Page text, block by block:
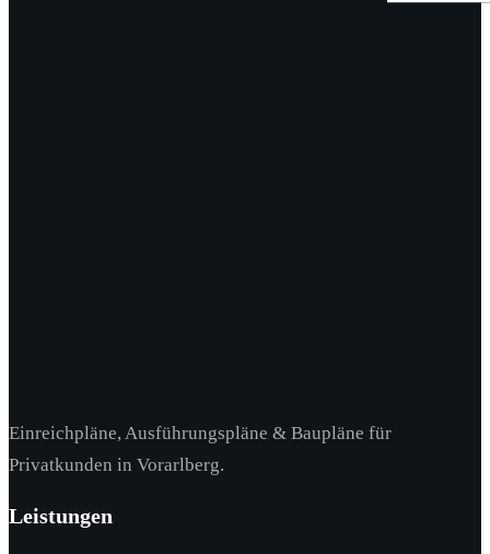
Einreichpläne, Ausführungspläne & Baupläne für
Privatkunden in Vorarlberg.
Leistungen